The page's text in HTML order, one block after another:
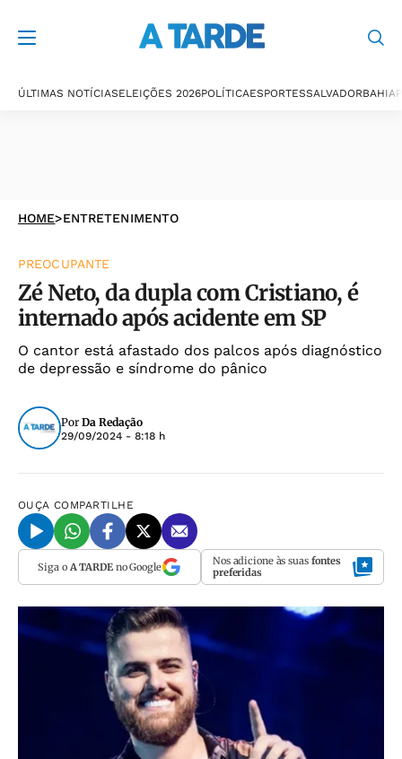
ÚLTIMAS NOTÍCIASELEIÇÕES 2026POLÍTICAESPORTESSALVADORBAHIA
HOME>ENTRETENIMENTO
PREOCUPANTE
Zé Neto, da dupla com Cristiano, é
internado após acidente em SP
O cantor está afastado dos palcos após diagnóstico
de depressão e síndrome do pânico
Por Da Redação
29/09/2024 - 8:18 h
OUÇA COMPARTILHE
Siga o A TARDEno Google Nos adicione às suas fontes
preferidas